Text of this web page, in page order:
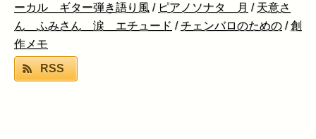
ーカル ギター弾き語り風 / ピアノソナタ 月 / 天意さ
ん ふみさん 涙 エチュード /チェンバロのための /創
作メモ
RSS